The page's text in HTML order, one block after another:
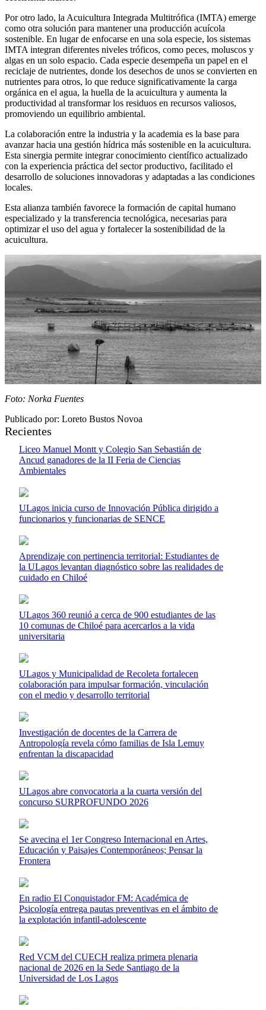
Por otro lado, la Acuicultura Integrada Multitrófica (IMTA) emerge
como otra solución para mantener una producción acuícola
sostenible. En lugar de enfocarse en una sola especie, los sistemas
IMTA integran diferentes niveles tróficos, como peces, moluscos y
algas en un solo espacio. Cada especie desempeña un papel en el
reciclaje de nutrientes, donde los desechos de unos se convierten en
nutrientes para otros, lo que reduce significativamente la carga
orgánica en el agua, la huella de la acuicultura y aumenta la
productividad al transformar los residuos en recursos valiosos,
promoviendo un equilibrio ambiental.
La colaboración entre la industria y la academia es la base para
avanzar hacia una gestión hídrica más sostenible en la acuicultura.
Esta sinergia permite integrar conocimiento científico actualizado
con la experiencia práctica del sector productivo, facilitado el
desarrollo de soluciones innovadoras y adaptadas a las condiciones
locales.
Esta alianza también favorece la formación de capital humano
especializado y la transferencia tecnológica, necesarias para
optimizar el uso del agua y fortalecer la sostenibilidad de la
acuicultura.
Foto: Norka Fuentes
Publicado por: Loreto Bustos Novoa
Recientes
Liceo Manuel Montt y Colegio San Sebastián de
Ancud ganadores de la II Feria de Ciencias
Ambientales
ULagos inicia curso de Innovación Pública dirigido a
funcionarios y funcionarias de SENCE
Aprendizaje con pertinencia territorial: Estudiantes de
la ULagos levantan diagnóstico sobre las realidades de
cuidado en Chiloé
ULagos 360 reunió a cerca de 900 estudiantes de las
10 comunas de Chiloé para acercarlos a la vida
universitaria
ULagos y Municipalidad de Recoleta fortalecen
colaboración para impulsar formación, vinculación
con el medio y desarrollo territorial
Investigación de docentes de la Carrera de
Antropología revela cómo familias de Isla Lemuy
enfrentan la discapacidad
ULagos abre convocatoria a la cuarta versión del
concurso SURPROFUNDO 2026
Se avecina el 1er Congreso Internacional en Artes,
Educación y Paisajes Contemporáneos; Pensar la
Frontera
En radio El Conquistador FM: Académica de
Psicología entrega pautas preventivas en el ámbito de
la explotación infantil-adolescente
Red VCM del CUECH realiza primera plenaria
nacional de 2026 en la Sede Santiago de la
Universidad de Los Lagos